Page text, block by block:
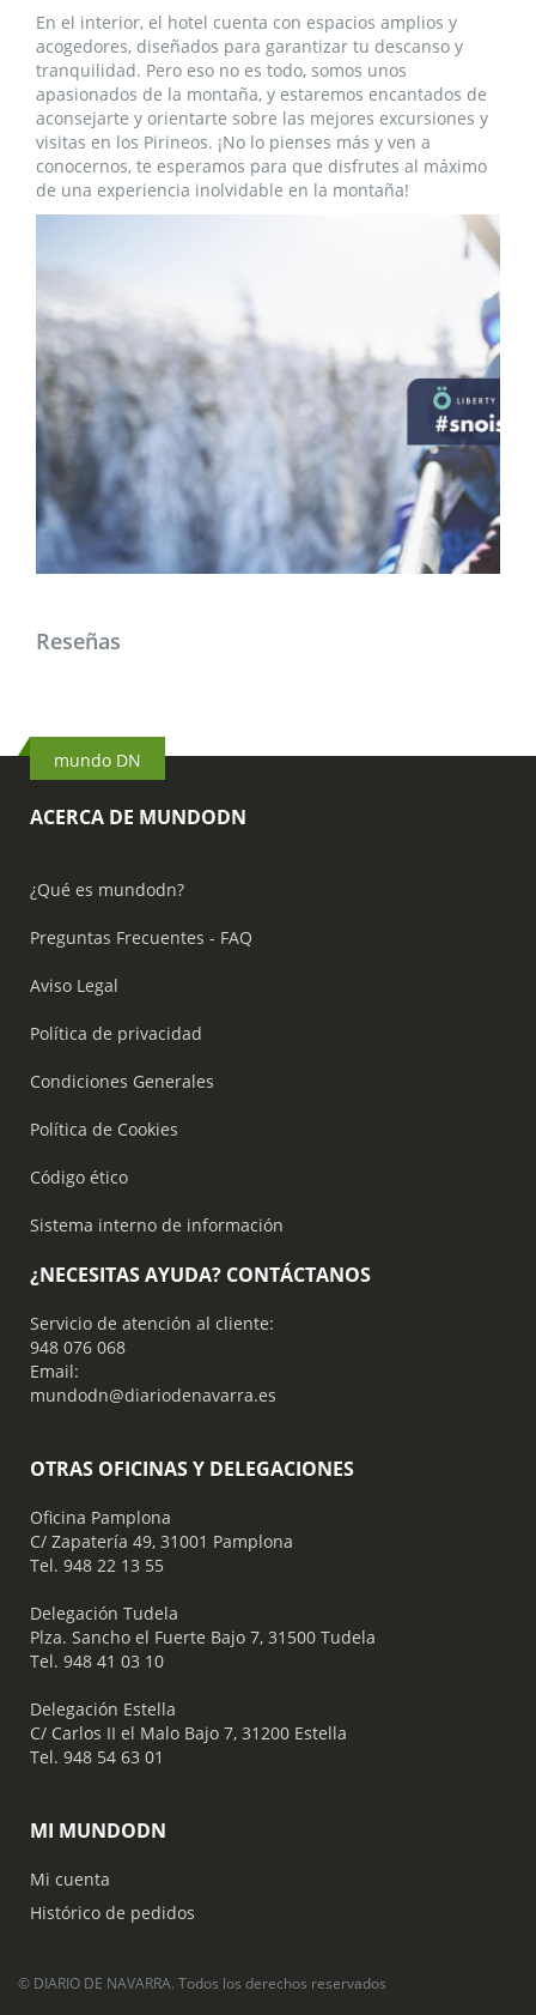
En el interior, el hotel cuenta con espacios amplios y
acogedores, diseñados para garantizar tu descanso y
tranquilidad. Pero eso no es todo, somos unos
apasionados de la montaña, y estaremos encantados de
aconsejarte y orientarte sobre las mejores excursiones y
visitas en los Pirineos. ¡No lo pienses más y ven a
conocernos, te esperamos para que disfrutes al máximo
de una experiencia inolvidable en la montaña!
Reseñas
mundo DN
ACERCA DE MUNDODN
¿Qué es mundodn?
Preguntas Frecuentes - FAQ
Aviso Legal
Política de privacidad
Condiciones Generales
Política de Cookies
Código ético
Sistema interno de información
¿NECESITAS AYUDA? CONTÁCTANOS
Servicio de atención al cliente:
948 076 068
Email:
mundodn@diariodenavarra.es
OTRAS OFICINAS Y DELEGACIONES
Oficina Pamplona
C/ Zapatería 49, 31001 Pamplona
Tel. 948 22 13 55
​ Delegación Tudela
Plza. Sancho el Fuerte Bajo 7, 31500 Tudela
Tel. 948 41 03 10
​ Delegación Estella
C/ Carlos II el Malo Bajo 7, 31200 Estella
Tel. 948 54 63 01
MI MUNDODN
Mi cuenta
Histórico de pedidos
© DIARIO DE NAVARRA. Todos los derechos reservados